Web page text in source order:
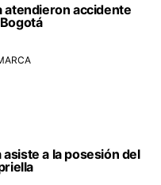
atendieron accidente
a la posesión del